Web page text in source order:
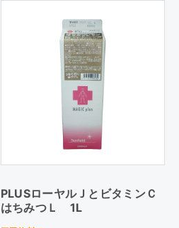
PLUSローヤルＪとビタミンＣ
はちみつＬ 1L